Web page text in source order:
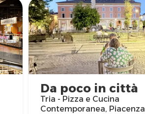
Da poco in città
Tria - Pizza e Cucina
Contemporanea, Piacenza